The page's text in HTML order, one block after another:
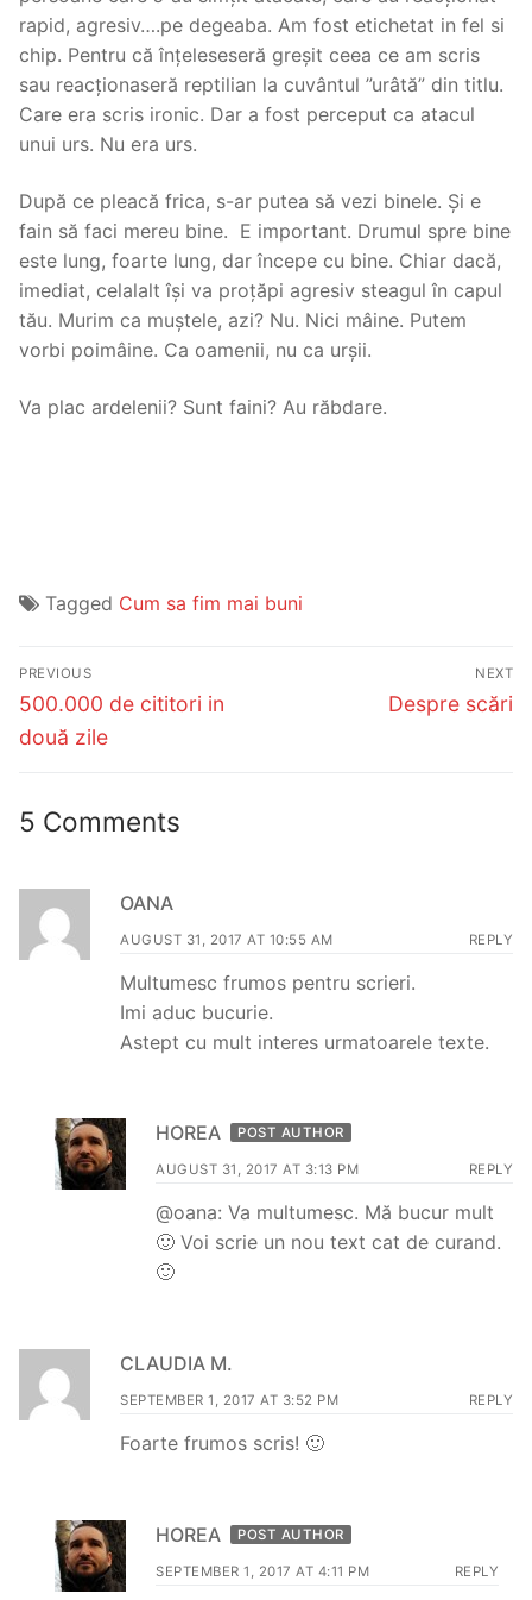
rapid, agresiv….pe degeaba. Am fost etichetat in fel si
chip. Pentru că înțeleseseră greșit ceea ce am scris
sau reacționaseră reptilian la cuvântul ”urâtă” din titlu.
Care era scris ironic. Dar a fost perceput ca atacul
unui urs. Nu era urs.
După ce pleacă frica, s-ar putea să vezi binele. Și e
fain să faci mereu bine. E important. Drumul spre bine
este lung, foarte lung, dar începe cu bine. Chiar dacă,
imediat, celalalt își va proțăpi agresiv steagul în capul
tău. Murim ca muștele, azi? Nu. Nici mâine. Putem
vorbi poimâine. Ca oamenii, nu ca urșii.
Va plac ardelenii? Sunt faini? Au răbdare.
Tagged Cum sa fim mai buni
Post
navigation
PREVIOUS
Previous
post:
500.000 de cititori in
două zile
NEXT
Next
Despre scări
5 Comments
OANA
AUGUST 31, 2017 AT 10:55 AM REPLY
Multumesc frumos pentru scrieri.
Imi aduc bucurie.
Astept cu mult interes urmatoarele texte.
HOREA POST AUTHOR
AUGUST 31, 2017 AT 3:13 PM REPLY
@oana: Va multumesc. Mă bucur mult
🙂 Voi scrie un nou text cat de curand.
🙂
CLAUDIA M.
SEPTEMBER 1, 2017 AT 3:52 PM REPLY
Foarte frumos scris! 🙂
HOREA POST AUTHOR
SEPTEMBER 1, 2017 AT 4:11 PM REPLY